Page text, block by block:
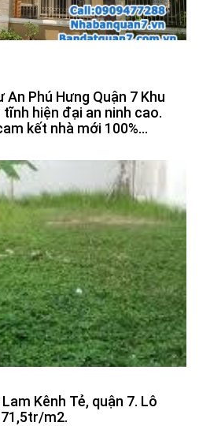
An Phú Hưng Quận 7 Khu
hiện đại an ninh cao.
kết nhà mới 100%
bố trí hợp lý.
Kênh Tẻ, quận 7. Lô
71,5tr/m2.